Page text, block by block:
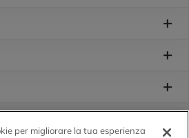
per migliorare la tua esperienza